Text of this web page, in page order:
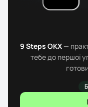
9 Steps OKX —
тебе до першої